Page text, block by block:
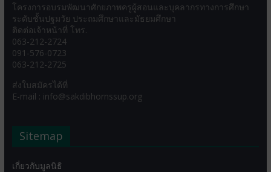
โครงการอบรมพัฒนาศักยภาพครูผู้สอนและบุคลากรทางการศึกษา
ระดับชั้นปฐมวัย ประถมศึกษาและมัธยมศึกษา
ติดต่อเจ้าหน้าที่ โทร.
063-212-2724
091-576-0723
063-212-2725
ส่งใบสมัครได้ที่
E-mail : info@sakdibhornssup.org
Sitemap
เกี่ยวกับมูลนิธิ